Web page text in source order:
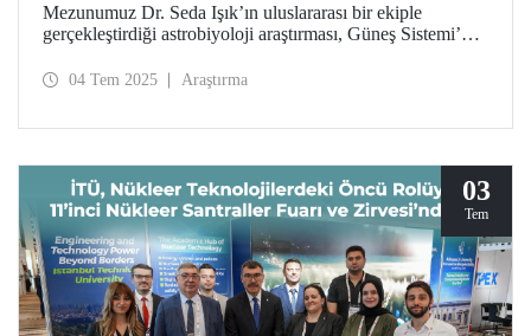
Mezunumuz Dr. Seda Işık’ın uluslararası bir ekiple
gerçekleştirdiği astrobiyoloji araştırması, Güneş Sistemi’nin
bakışla değerli bulgular sundu. Çalışma, NASA/JPL
04 Tem 2025 Araştırma
03
Tem